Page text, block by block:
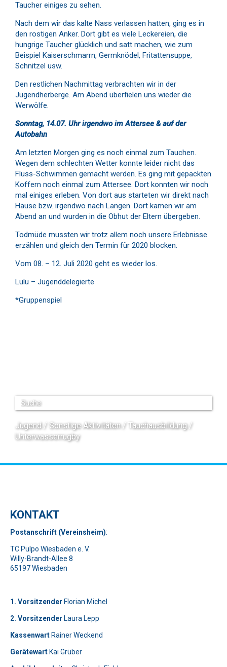
Taucher einiges zu sehen.
Nach dem wir das kalte Nass verlassen hatten, ging es in
den rostigen Anker. Dort gibt es viele Leckereien, die
hungrige Taucher glücklich und satt machen, wie zum
Beispiel Kaiserschmarrn, Germknödel, Fritattensuppe,
Schnitzel usw.
Den restlichen Nachmittag verbrachten wir in der
Jugendherberge. Am Abend überfielen uns wieder die
Werwölfe.
Sonntag, 14.07. Uhr irgendwo im Attersee & auf der
Autobahn
Am letzten Morgen ging es noch einmal zum Tauchen.
Wegen dem schlechten Wetter konnte leider nicht das
Fluss-Schwimmen gemacht werden. Es ging mit gepackten
Koffern noch einmal zum Attersee. Dort konnten wir noch
mal einiges erleben. Von dort aus starteten wir direkt nach
Hause bzw. irgendwo nach Langen. Dort kamen wir am
Abend an und wurden in die Obhut der Eltern übergeben.
Todmüde mussten wir trotz allem noch unsere Erlebnisse
erzählen und gleich den Termin für 2020 blocken.
Vom 08. – 12. Juli 2020 geht es wieder los.
Lulu – Jugenddelegierte
*Gruppenspiel
Jugend Sonstige Aktivitäten
Tauchausbildung
Unterwasserrugby
KONTAKT
Postanschrift (Vereinsheim):
TC Pulpo Wiesbaden e. V.
Willy-Brandt-Allee 8
65197 Wiesbaden
1. Vorsitzender Florian Michel
2. Vorsitzender Laura Lepp
Kassenwart Rainer Weckend
Gerätewart Kai Grüber